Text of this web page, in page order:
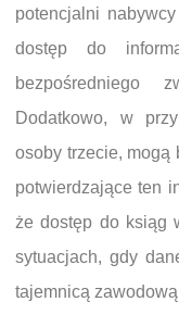
potencjalni
dostęp do
bezpośredniego
Dodatkowo, w
osoby trzecie, mogą
potwierdzające ten
że dostęp do ksiąg
sytuacjach, gdy
tajemnicą